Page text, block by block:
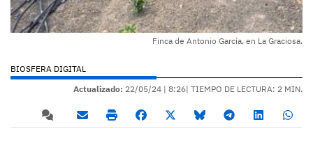
Finca de Antonio García, en La Graciosa.
BIOSFERA DIGITAL
Actualizado: 22/05/24 | 8:26| TIEMPO DE LECTURA: 2 MIN.